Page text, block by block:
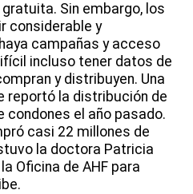
Sin embargo, los
considerable y
campañas y acceso
incluso tener datos de
y distribuyen. Una
reportó la distribución de
condones el año pasado.
casi 22 millones de
la doctora Patricia
Oficina de AHF para